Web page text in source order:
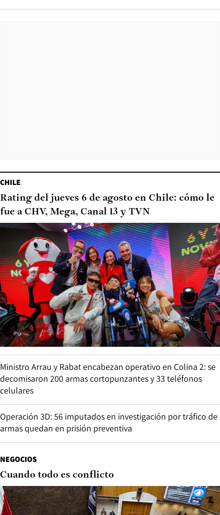
CHILE
Rating del jueves 6 de agosto en Chile: cómo le
fue a CHV, Mega, Canal 13 y TVN
Ministro Arrau y Rabat encabezan operativo en Colina 2: se
decomisaron 200 armas cortopunzantes y 33 teléfonos
celulares
Operación 3D: 56 imputados en investigación por tráfico de
armas quedan en prisión preventiva
NEGOCIOS
Cuando todo es conflicto